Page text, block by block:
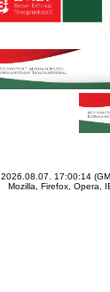
2026.08.07. 17:00:14
Mozilla, Firefox, Opera,